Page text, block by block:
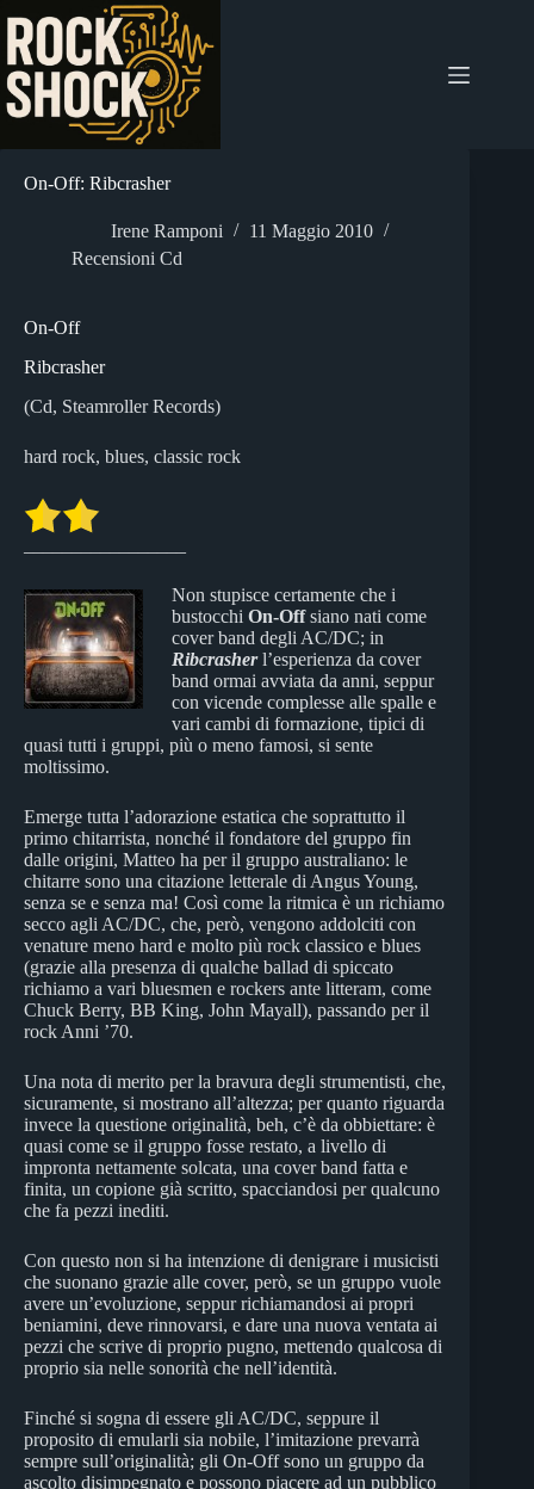
contenuto
On-Off: Ribcrasher
Irene Ramponi
11 Maggio 2010
Recensioni Cd
On-Off
Ribcrasher
(Cd, Steamroller Records)
hard rock, blues, classic rock
Non stupisce certamente che i
bustocchi On-Offsiano nati come
cover band degli AC/DC; in
Ribcrasher l’esperienza da cover
band ormai avviata da anni, seppur
con vicende complesse alle spalle e
vari cambi di formazione, tipici di
quasi tutti i gruppi, più o meno famosi, si sente
moltissimo.
Emerge tutta l’adorazione estatica che soprattutto il
primo chitarrista, nonché il fondatore del gruppo fin
dalle origini, Matteo ha per il gruppo australiano: le
chitarre sono una citazione letterale di Angus Young,
senza se e senza ma! Così come la ritmica è un richiamo
secco agli AC/DC, che, però, vengono addolciti con
venature meno hard e molto più rock classico e blues
(grazie alla presenza di qualche ballad di spiccato
richiamo a vari bluesmen e rockers ante litteram, come
Chuck Berry, BB King, John Mayall), passando per il
rock Anni ’70.
Una nota di merito per la bravura degli strumentisti, che,
sicuramente, si mostrano all’altezza; per quanto riguarda
invece la questione originalità, beh, c’è da obbiettare: è
quasi come se il gruppo fosse restato, a livello di
impronta nettamente solcata, una cover band fatta e
finita, un copione già scritto, spacciandosi per qualcuno
che fa pezzi inediti.
Con questo non si ha intenzione di denigrare i musicisti
che suonano grazie alle cover, però, se un gruppo vuole
avere un’evoluzione, seppur richiamandosi ai propri
beniamini, deve rinnovarsi, e dare una nuova ventata ai
pezzi che scrive di proprio pugno, mettendo qualcosa di
proprio sia nelle sonorità che nell’identità.
Finché si sogna di essere gli AC/DC, seppure il
proposito di emularli sia nobile, l’imitazione prevarrà
sempre sull’originalità; gli On-Off sono un gruppo da
ascolto disimpegnato e possono piacere ad un pubblico